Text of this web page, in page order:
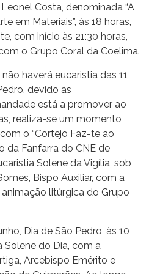
Costa, denominada “A
em Materiais”, às 18 horas,
com início às 21:30 horas,
o Grupo Coral da Coelima.
haverá eucaristia das 11
devido às
está a promover ao
realiza-se um momento
o “Cortejo Faz-te ao
da Fanfarra do CNE de
Solene da Vigília, sob
Bispo Auxiliar, com a
litúrgica do Grupo
Dia de São Pedro, às 10
Solene do Dia, com a
Arcebispo Emérito e